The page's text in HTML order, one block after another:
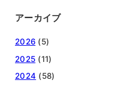
アーカイブ
2026 (5)
2025 (11)
2024 (58)